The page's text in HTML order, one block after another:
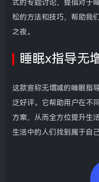
式的专题讨论，提倡对于
松的方法和技巧，帮助我
之夜。
睡眠x指导无
这款宣称无增减的睡眠指
泛好评。它帮助用户在不
方案，从而全方位提升生
生活中的人们找到属于自